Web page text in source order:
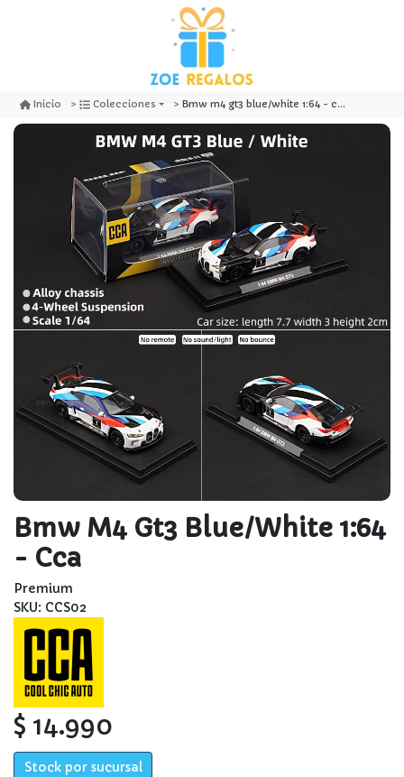
Inicio Colecciones Bmw m4 gt3 blue/white 1:64 - cca
Bmw M4 Gt3 Blue/white 1:64
- Cca
Premium
SKU: CCS02
$ 14.990
Stock por sucursal